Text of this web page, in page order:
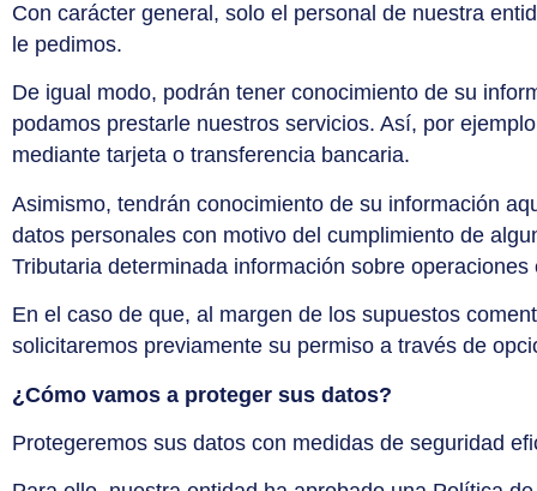
Con carácter general, solo el personal de nuestra
le pedimos.
De igual modo, podrán tener conocimiento de su
podamos prestarle nuestros servicios. Así, por
mediante tarjeta o transferencia bancaria.
Asimismo, tendrán conocimiento de su información
datos personales con motivo del cumplimiento de
Tributaria determinada información sobre
En el caso de que, al margen de los supuestos
solicitaremos previamente su permiso a través de
¿Cómo vamos a proteger sus datos?
Protegeremos sus datos con medidas de seguridad